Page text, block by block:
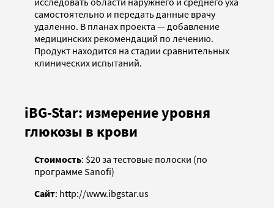
самостоятельно и передать данные врачу
удаленно. В планах проекта — добавление
медицинских рекомендаций по лечению.
Продукт находится на стадии сравнительных
клинических испытаний.
iBG-Star: измерение уровня
глюкозы в крови
Стоимость: $20 за тестовые полоски (по
программе Sanofi)
Сайт: http://www.ibgstar.us